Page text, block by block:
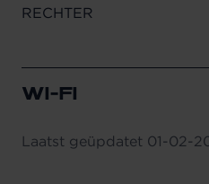
RECHTER
WI-FI
Laatst geüpdatet 01-02-